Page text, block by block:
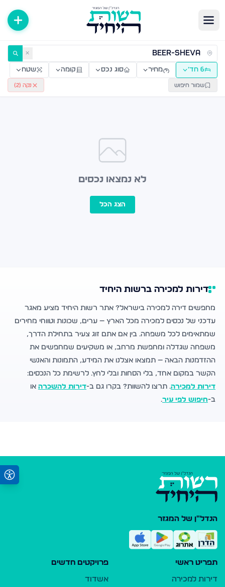
דירות למכירה ולהשכרה — רשות היחיד ✕
6 חד׳ מחיר סוג נכס קומה שטח
שמור חיפוש נקה (2
)
לא נמצאו נכסים
הצג הכל
דירות למכירה ברשות היחיד
מחפשים דירה למכירה בישראל? אתר רשות היחיד מציע מאגר
עדכני של נכסים למכירה מכל הארץ — ערים, שכונות וטווחי מחירים
שמתאימים לכל משפחה. בין אם אתם זוג צעיר בתחילת הדרך,
משפחה שגדלה ומחפשת מרחב, או משקיעים שמחפשים את
ההזדמנות הבאה — תמצאו אצלנו את המידע, התמונות והאנשי
הקשר במקום אחד, בלי הסחות ובלי לחץ. לרשימת כל הנכסים:
דירות למכירה. תרצו להשוות? בקרו גם ב-דירות להשכרה או
ב-חיפוש לפי עיר.
הנדל"ן של המגזר
תפריט ראשי
דירות למכירה
פרויקטים חדשים
אשדוד